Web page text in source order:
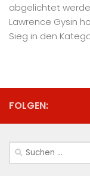
abgelichtet
Lawrence Gysin
Sieg in den
FOLGEN:
Suchen
nach: